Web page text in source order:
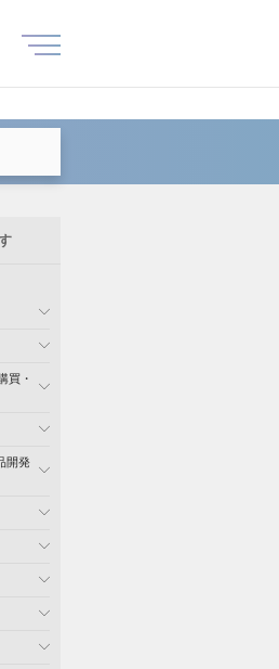
買・
開発